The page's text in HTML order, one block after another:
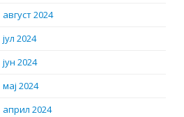
август 2024
јул 2024
јун 2024
мај 2024
април 2024